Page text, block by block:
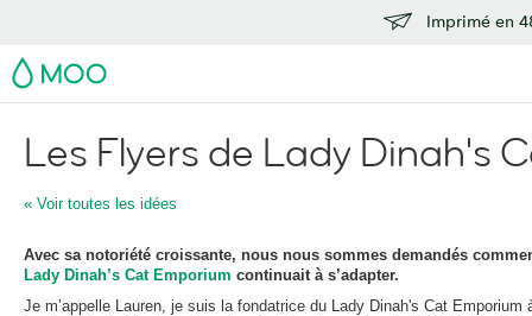
Imprimé en
MOO
Les Flyers de Lady Dinah's
« Voir toutes les idées
Avec sa notoriété croissante, nous nous sommes demandés
Lady Dinah’s Cat Emporium continuait à s’adapter.
Je m’appelle Lauren, je suis la fondatrice du Lady Dinah's Cat Emporium